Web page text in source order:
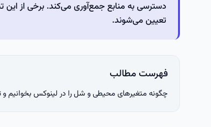
دسترسی به منابع جمع‌آوری می‌کند. برخی از این
تعیین می‌شوند.
فهرست مطالب
چگونه متغیرهای محیطی و شل را در لینوکس بخوانیم و